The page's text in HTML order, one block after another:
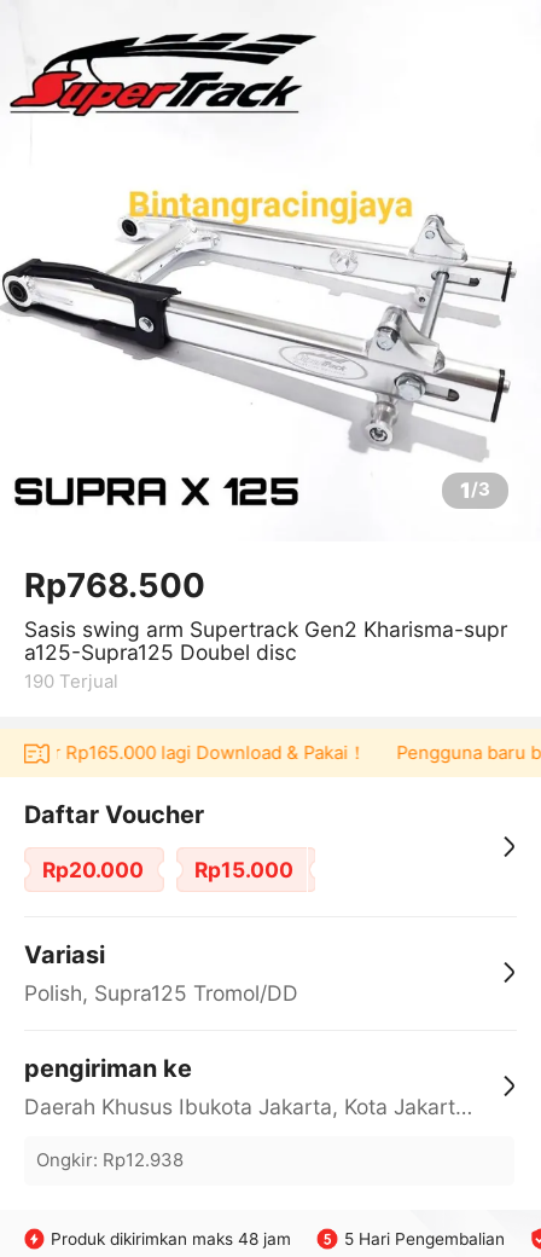
1/3
Rp768.500
Sasis swing arm Supertrack Gen2 Kharisma-supr
a125-Supra125 Doubel disc
190 Terjual
Rp165.000 lagi Download & Pakai！ Pengguna baru
Daftar Voucher
Rp20.000 Rp15.000
Variasi
Polish, Supra125 Tromol/DD
pengiriman ke
Daerah Khusus Ibukota Jakarta, Kota Jakarta Barat, Cengkareng, yy
Ongkir: Rp12.938
Produk dikirimkan maks 48 jam 5 Hari Pengembalian